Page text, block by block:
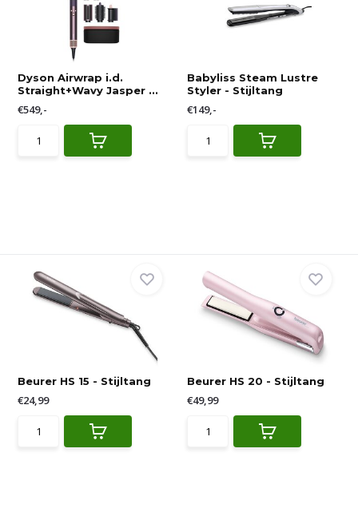
Dyson Airwrap i.d.
Straight+Wavy Jasper ...
€549,-
Babyliss Steam Lustre
Styler - Stijltang
€149,-
Beurer HS 15 - Stijltang
€24,99
Beurer HS 20 - Stijltang
€49,99